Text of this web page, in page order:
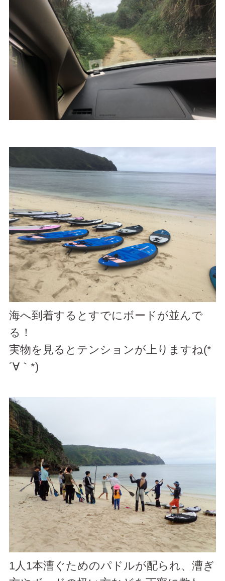
海へ到着するとすでにボードが並んで
る！
実物を見るとテンションが上りますね(*
´∀｀*)
1人1本漕ぐためのパドルが配られ、漕ぎ